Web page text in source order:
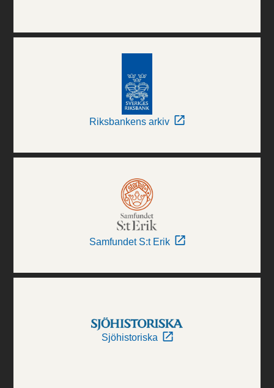
Riksbankens arkiv
Samfundet S:t Erik
Sjöhistoriska